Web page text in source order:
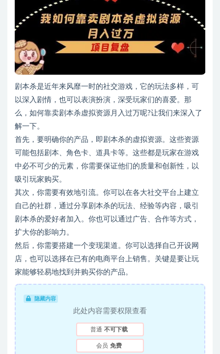
剧本杀是近年来风靡一时的社交游戏，它的玩法多样，可
以深入剧情，也可以表演扮演，深受玩家们的喜爱。那
么，如何靠卖剧本杀虚拟资源月入过万呢?让我们来深入了
解一下。
首先，要明确你的产品，即剧本杀的虚拟资源。这些资源
可能包括剧本、角色卡、道具卡等。这些都是玩家在游戏
中必不可少的元素，你需要保证他们的质量和创新性，以
吸引玩家购买。
其次，你需要有效地引流。你可以在各大社交平台上建立
自己的社群，通过分享剧本杀的玩法、经验等内容，吸引
剧本杀的爱好者加入。你也可以通过广告、合作等方式，
扩大你的影响力。
然后，你需要搭建一个变现渠道。你可以选择自己开设网
店，也可以选择在已有的电商平台上销售。关键是要让玩
家能够轻易地找到并购买你的产品。
隐藏内容
此处内容需要权限查看
普通 不可下载
会员 免费